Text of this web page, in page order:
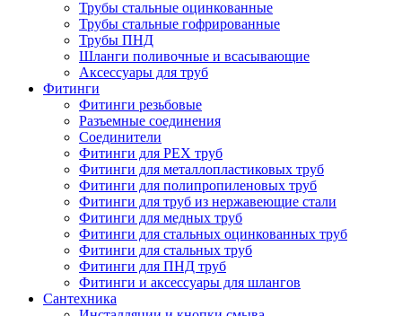
Трубы стальные оцинкованные
Трубы стальные гофрированные
Трубы ПНД
Шланги поливочные и всасывающие
Аксессуары для труб
Фитинги
Фитинги резьбовые
Разъемные соединения
Соединители
Фитинги для PEX труб
Фитинги для металлопластиковых труб
Фитинги для полипропиленовых труб
Фитинги для труб из нержавеющие стали
Фитинги для медных труб
Фитинги для стальных оцинкованных труб
Фитинги для стальных труб
Фитинги для ПНД труб
Фитинги и аксессуары для шлангов
Сантехника